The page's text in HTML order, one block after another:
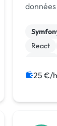
React
25 €/h